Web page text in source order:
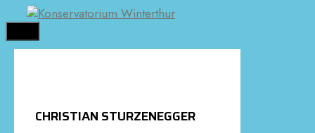
Springe
zum
Inhalt
CHRISTIAN STURZENEGGER